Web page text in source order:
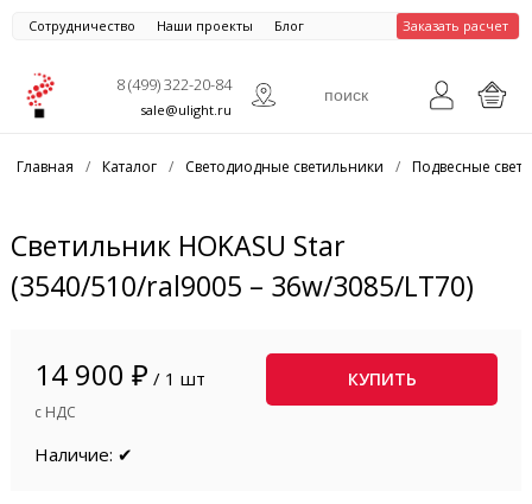
Сотрудничество Наши проекты Блог Заказать расчет
8 (499) 322-20-84
sale@ulight.ru
Главная / Каталог / Светодиодные светильники / Подвесные
Светильник HOKASU Star
(3540/510/ral9005 – 36w/3085/LT70)
14 900 ₽ / 1 шт
с НДС
КУПИТЬ
Наличие: ✔